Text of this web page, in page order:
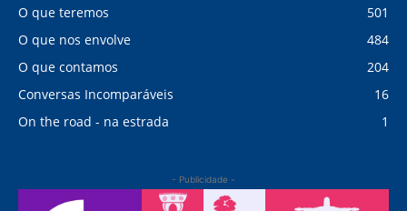
O que teremos
501
O que nos envolve
484
O que contamos
204
Conversas Incomparáveis
16
On the road - na estrada
1
- Publicidade -